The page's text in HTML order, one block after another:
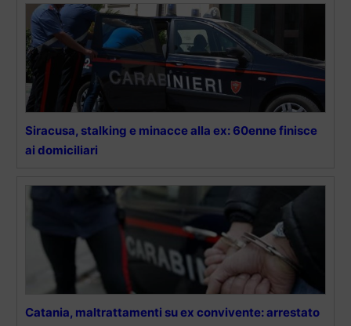
Siracusa, stalking e minacce alla ex: 60enne finisce
ai domiciliari
Catania, maltrattamenti su ex convivente: arrestato